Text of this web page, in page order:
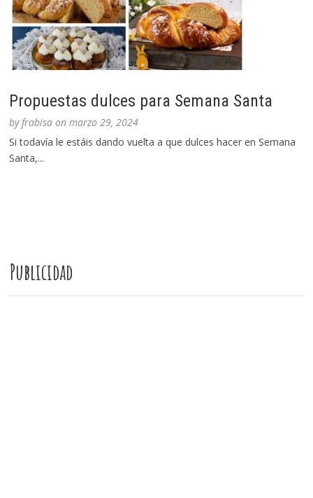
Propuestas dulces para Semana Santa
byfrabisa onmarzo 29, 2024
Si todavía le estáis dando vuelta a que dulces hacer en Semana
Santa,...
Publicidad